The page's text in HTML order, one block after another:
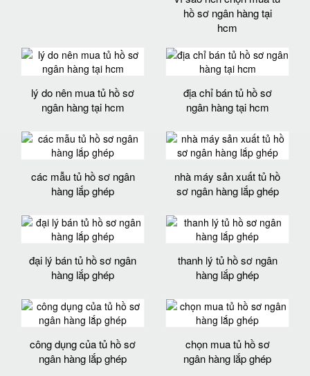
hồ sơ ngân hàng tại
hcm
lý do nên mua tủ hồ sơ
ngân hàng tại hcm
địa chỉ bán tủ hồ sơ
ngân hàng tại hcm
các mẫu tủ hồ sơ ngân
hàng lắp ghép
nhà máy sản xuất tủ hồ
sơ ngân hàng lắp ghép
đại lý bán tủ hồ sơ ngân
hàng lắp ghép
thanh lý tủ hồ sơ ngân
hàng lắp ghép
công dụng của tủ hồ sơ
ngân hàng lắp ghép
chọn mua tủ hồ sơ
ngân hàng lắp ghép